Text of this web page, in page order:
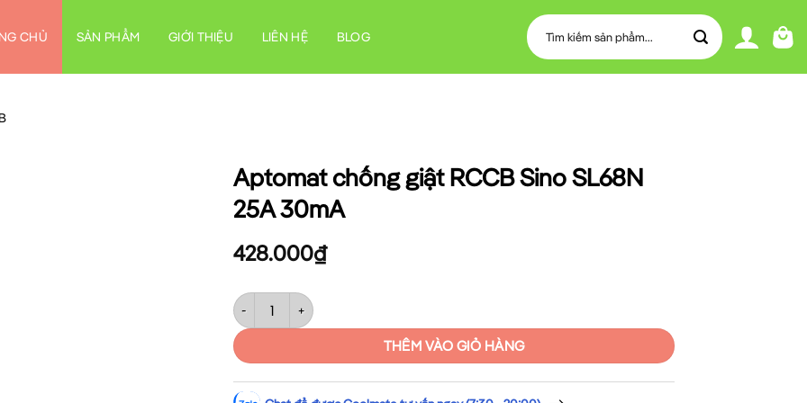
CHỦ SẢN PHẨM GIỚI THIỆU LIÊN HỆ BLOG
Tìm
kiếm:
Aptomat chống giật RCCB Sino SL68N
25A 30mA
428.000₫
Aptomat chống giật RCCB Sino SL68N 25A 30mA số lượng
THÊM VÀO GIỎ HÀNG